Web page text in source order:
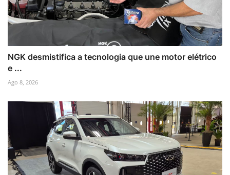
NGK desmistifica a tecnologia que une motor elétrico
e ...
Ago 8, 2026